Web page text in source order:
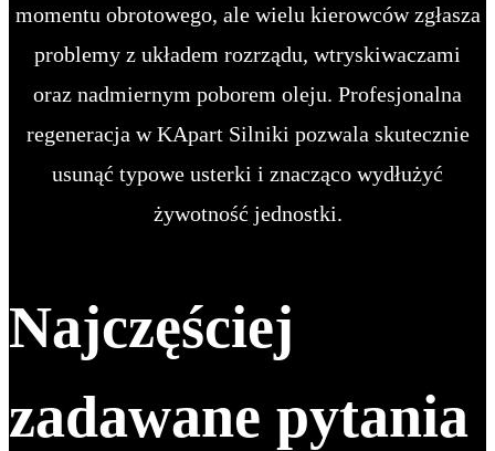
momentu obrotowego, ale wielu kierowców zgłasza
problemy z układem rozrządu, wtryskiwaczami
oraz nadmiernym poborem oleju. Profesjonalna
regeneracja w KApart Silniki pozwala skutecznie
usunąć typowe usterki i znacząco wydłużyć
żywotność jednostki.
Najczęściej
zadawane pytania